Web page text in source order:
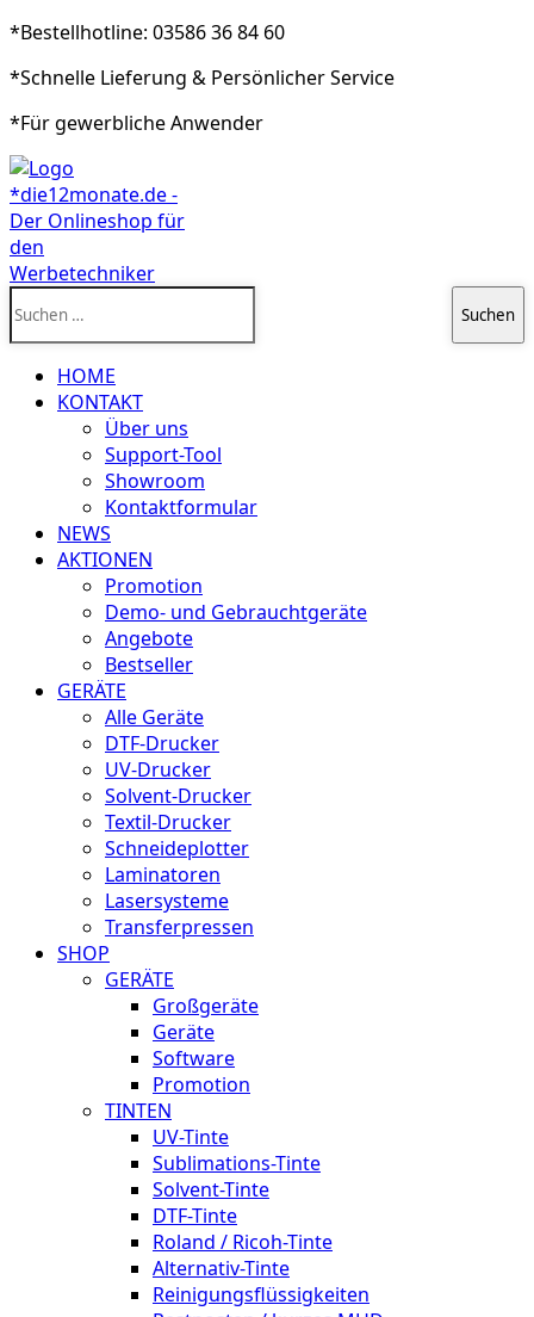
*Bestellhotline: 03586 36 84 60
*Schnelle Lieferung & Persönlicher Service
*Für gewerbliche Anwender
nach:
HOME
KONTAKT
Über uns
Support-Tool
Showroom
Kontaktformular
NEWS
AKTIONEN
Promotion
Demo- und Gebrauchtgeräte
Angebote
Bestseller
GERÄTE
Alle Geräte
DTF-Drucker
UV-Drucker
Solvent-Drucker
Textil-Drucker
Schneideplotter
Laminatoren
Lasersysteme
Transferpressen
SHOP
GERÄTE
Großgeräte
Geräte
Software
Promotion
TINTEN
UV-Tinte
Sublimations-Tinte
Solvent-Tinte
DTF-Tinte
Roland / Ricoh-Tinte
Alternativ-Tinte
Reinigungsflüssigkeiten